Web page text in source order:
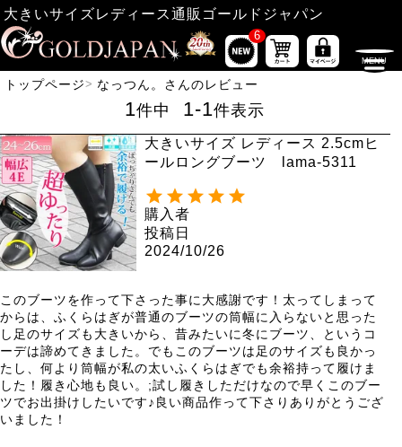
大きいサイズレディース通販ゴールドジャパン
6
トップページ なっつん。さんのレビュー
1件中 1-1件表示
大きいサイズ レディース 2.5cmヒ
ールロングブーツ lama-5311
購入者
投稿日
2024/10/26
このブーツを作って下さった事に大感謝です！太ってしまって
からは、ふくらはぎが普通のブーツの筒幅に入らないと思った
し足のサイズも大きいから、昔みたいに冬にブーツ、というコ
ーデは諦めてきました。でもこのブーツは足のサイズも良かっ
たし、何より筒幅が私の太いふくらはぎでも余裕持って履けま
した！履き心地も良い。;試し履きしただけなので早くこのブー
ツでお出掛けしたいです♪良い商品作って下さりありがとうござ
いました！